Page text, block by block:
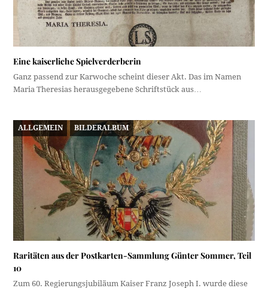
Eine kaiserliche Spielverderberin
Ganz passend zur Karwoche scheint dieser Akt. Das im Namen
Maria Theresias herausgegebene Schriftstück aus…
ALLGEMEIN BILDERALBUM
Raritäten aus der Postkarten-Sammlung Günter Sommer, Teil
10
Zum 60. Regierungsjubiläum Kaiser Franz Joseph I. wurde diese